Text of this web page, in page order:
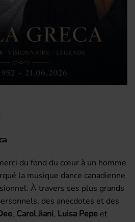
du fond du cœur à un homme
la musique dance canadienne
À travers ses plus grands
des anecdotes et des
, Carol Jiani, Luisa Pepe et